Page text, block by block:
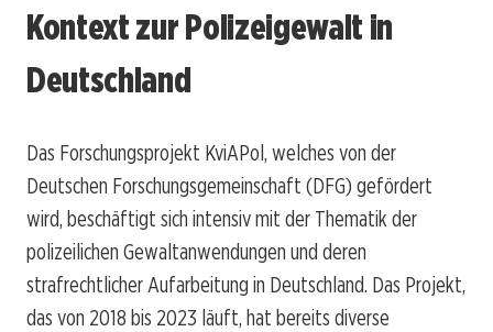
Kontext zur Polizeigewalt in
Deutschland
Das Forschungsprojekt KviAPol, welches von der
Deutschen Forschungsgemeinschaft (DFG) gefördert
wird, beschäftigt sich intensiv mit der Thematik der
polizeilichen Gewaltanwendungen und deren
strafrechtlicher Aufarbeitung in Deutschland. Das Projekt,
das von 2018 bis 2023 läuft, hat bereits diverse